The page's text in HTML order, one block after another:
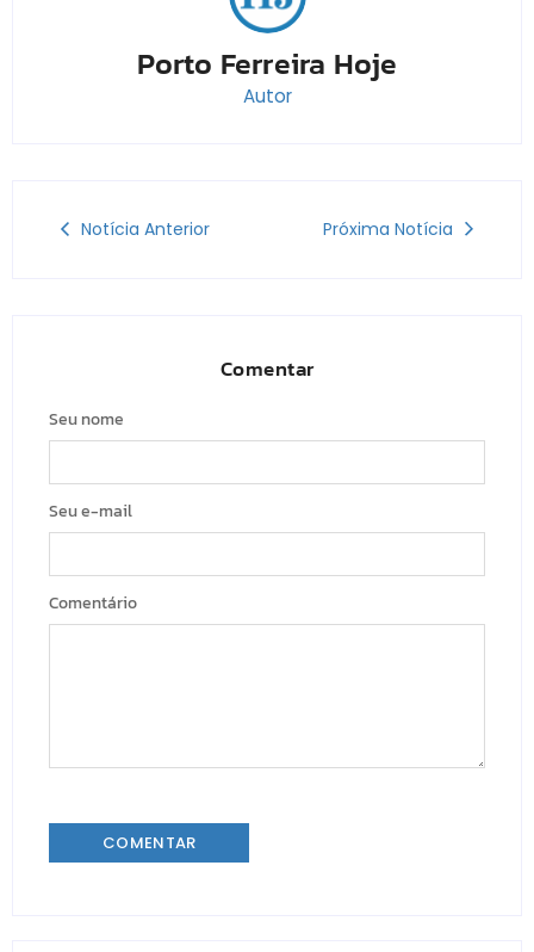
Porto Ferreira Hoje
Autor
Notícia Anterior Próxima Notícia
Comentar
Seu nome
Seu e-mail
Comentário